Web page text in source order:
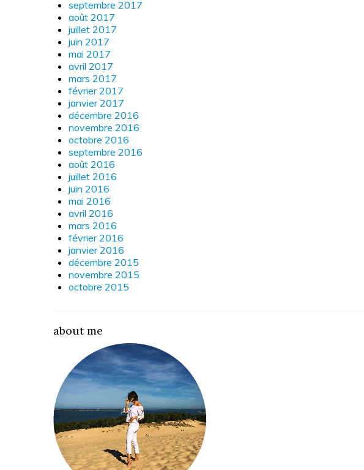
septembre 2017
août 2017
juillet 2017
juin 2017
mai 2017
avril 2017
mars 2017
février 2017
janvier 2017
décembre 2016
novembre 2016
octobre 2016
septembre 2016
août 2016
juillet 2016
juin 2016
mai 2016
avril 2016
mars 2016
février 2016
janvier 2016
décembre 2015
novembre 2015
octobre 2015
about me